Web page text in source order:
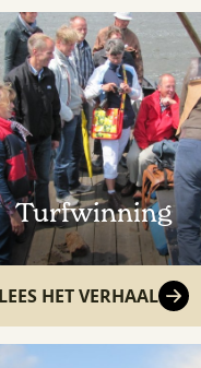
Turfwinning
LEES HET VERHAAL